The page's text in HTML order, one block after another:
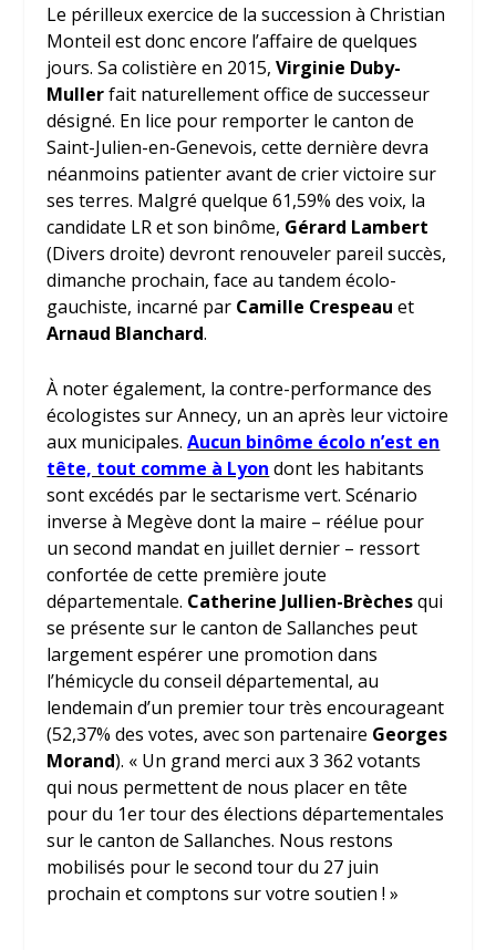
Le périlleux exercice de la succession à Christian
Monteil est donc encore l’affaire de quelques
jours. Sa colistière en 2015,Virginie Duby-
Mullerfait naturellement office de successeur
désigné. En lice pour remporter le canton de
Saint-Julien-en-Genevois, cette dernière devra
néanmoins patienter avant de crier victoire sur
ses terres. Malgré quelque 61,59% des voix, la
candidate LR et son binôme, Gérard Lambert
(Divers droite) devront renouveler pareil succès,
dimanche prochain, face au tandem écolo-
gauchiste, incarné par Camille Crespeau et
Arnaud Blanchard.
À noter également, la contre-performance des
écologistes sur Annecy, un an après leur victoire
aux municipales.Aucun binôme écolo n’est en
tête, tout comme à Lyon dont les habitants
sont excédés par le sectarisme vert. Scénario
inverse à Megève dont la maire – réélue pour
un second mandat en juillet dernier – ressort
confortée de cette première joute
départementale. Catherine Jullien-Brèchesqui
se présente sur le canton de Sallanches peut
largement espérer une promotion dans
l’hémicycle du conseil départemental, au
lendemain d’un premier tour très encourageant
(52,37% des votes, avec son partenaire Georges
Morand). « Un grand merci aux 3 362 votants
qui nous permettent de nous placer en tête
pour du 1er tour des élections départementales
sur le canton de Sallanches. Nous restons
mobilisés pour le second tour du 27 juin
prochain et comptons sur votre soutien ! »